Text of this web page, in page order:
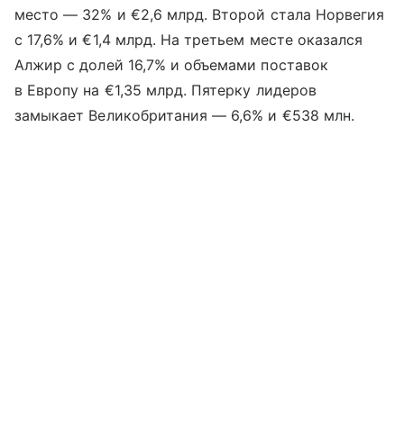
место — 32% и €2,6 млрд. Второй стала Норвегия
с 17,6% и €1,4 млрд. На третьем месте оказался
Алжир с долей 16,7% и объемами поставок
в Европу на €1,35 млрд. Пятерку лидеров
замыкает Великобритания — 6,6% и €538 млн.